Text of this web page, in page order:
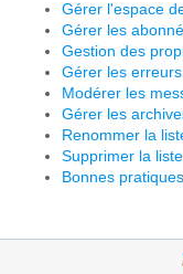
Gérer l'espace
Gérer les
Gestion des
Gérer les erreurs
Modérer les
Gérer les
Renommer la
Supprimer la liste
Bonnes pratiques